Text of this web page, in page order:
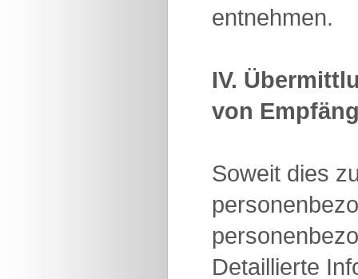
entnehmen.
IV.
von
Soweit dies
Detaillierte